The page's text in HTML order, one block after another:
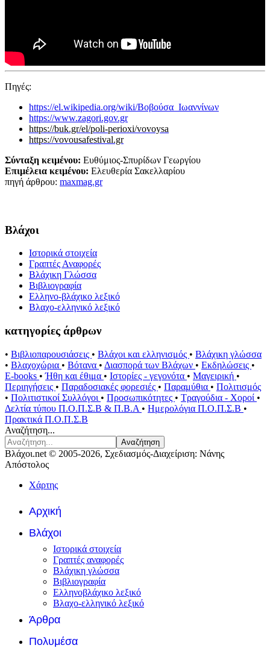
Πηγές:
https://el.wikipedia.org/wiki/Βοβούσα_Ιωαννίνων
https://www.zagori.gov.gr
https://buk.gr/el/poli-perioxi/vovoysa
https://vovousafestival.gr
Σύνταξη κειμένου: Ευθύμιος-Σπυρίδων Γεωργίου
Επιμέλεια κειμένου: Ελευθερία Σακελλαρίου
πηγή άρθρου: maxmag.gr
Βλάχοι
Ιστορικά στοιχεία
Γραπτές Αναφορές
Βλάχικη Γλώσσα
Βιβλιογραφία
Ελληνο-βλάχικο λεξικό
Βλαχο-ελληνικό λεξικό
κατηγορίες άρθρων
• Βιβλιοπαρουσιάσεις • Βλάχοι και ελληνισμός • Βλάχικη γλώσσα
• Βλαχοχώρια • Βότανα • Διασπορά των Βλάχων • Εκδηλώσεις •
E-books •Ήθη και έθιμα • Ιστορίες - γεγονότα • Μαγειρική •
Περιηγήσεις • Παραδοσιακές φορεσιές • Παραμύθια • Πολιτισμός
• Πολιτιστικοί Συλλόγοι • Προσωπικότητες • Τραγούδια - Χοροί •
Δελτία τύπου Π.Ο.Π.Σ.Β & Π.Β.Α • Ημερολόγια Π.Ο.Π.Σ.Β •
Πρακτικά Π.Ο.Π.Σ.Β
Αναζήτηση...
Αναζήτηση
Βλάχοι.net © 2005-2026, Σχεδιασμός-Διαχείριση: Νάνης
Απόστολος
Χάρτης
Αρχική
Βλάχοι
Ιστορικά στοιχεία
Γραπτές αναφορές
Βλάχικη γλώσσα
Βιβλιογραφία
Ελληνοβλάχικο λεξικό
Βλαχο-ελληνικό λεξικό
Άρθρα
Πολυμέσα